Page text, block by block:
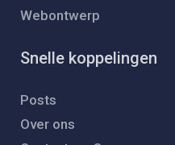
Webontwerp
Snelle koppelingen
Posts
Over ons